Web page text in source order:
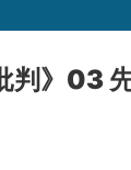
判》03